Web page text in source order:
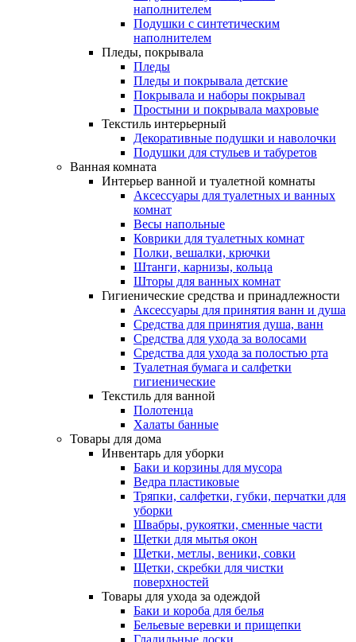
наполнителем
Подушки с синтетическим
наполнителем
Пледы, покрывала
Пледы
Пледы и покрывала детские
Покрывала и наборы покрывал
Простыни и покрывала махровые
Текстиль интерьерный
Декоративные подушки и наволочки
Подушки для стульев и табуретов
Ванная комната
Интерьер ванной и туалетной комнаты
Аксессуары для туалетных и ванных
комнат
Весы напольные
Коврики для туалетных комнат
Полки, вешалки, крючки
Штанги, карнизы, кольца
Шторы для ванных комнат
Гигиенические средства и принадлежности
Аксессуары для принятия ванн и душа
Средства для принятия душа, ванн
Средства для ухода за волосами
Средства для ухода за полостью рта
Туалетная бумага и салфетки
гигиенические
Текстиль для ванной
Полотенца
Халаты банные
Товары для дома
Инвентарь для уборки
Баки и корзины для мусора
Ведра пластиковые
Тряпки, салфетки, губки, перчатки для
уборки
Швабры, рукоятки, сменные части
Щетки для мытья окон
Щетки, метлы, веники, совки
Щетки, скребки для чистки
поверхностей
Товары для ухода за одеждой
Баки и короба для белья
Бельевые веревки и прищепки
Гладильные доски